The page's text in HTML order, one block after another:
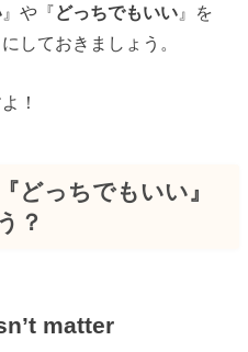
』や『どっちでもいい 』を
しておきましょう。
！
どっちでもいい』
？
matter